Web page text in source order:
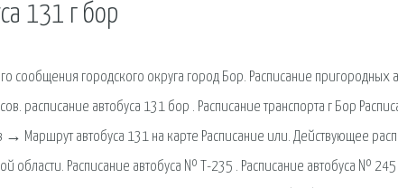
131 г бор
сообщения городского округа город Бор. Расписание
расписание автобуса 131 бор . Расписание транспорта г Бор
Маршрут автобуса 131 на карте Расписание или. Действующее
области. Расписание автобуса № Т-235 . Расписание автобуса №